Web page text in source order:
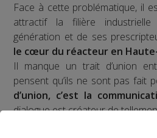
Face à cette problématique, il
attractif la filière
génération et de ses
le cœur du réacteur en
Il manque un trait d’union
pensent qu’ils ne sont pas fait
d’union, c’est la
dialogue est créateur de